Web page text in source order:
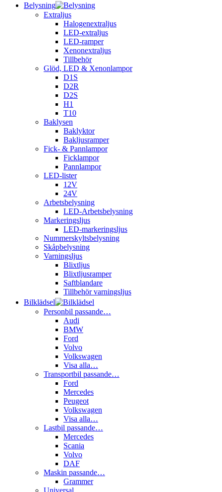
Belysning
Extraljus
Halogenextraljus
LED-extraljus
LED-ramper
Xenonextraljus
Tillbehör
Glöd, LED & Xenonlampor
D1S
D2R
D2S
H1
T10
Baklysen
Baklyktor
Bakljusramper
Fick- & Pannlampor
Ficklampor
Pannlampor
LED-lister
12V
24V
Arbetsbelysning
LED-Arbetsbelysning
Markeringsljus
LED-markeringsljus
Nummerskyltsbelysning
Skåpbelysning
Varningsljus
Blixtljus
Blixtljusramper
Saftblandare
Tillbehör varningsljus
Bilklädsel
Personbil passande…
Audi
BMW
Ford
Volvo
Volkswagen
Visa alla…
Transportbil passande…
Ford
Mercedes
Peugeot
Volkswagen
Visa alla…
Lastbil passande…
Mercedes
Scania
Volvo
DAF
Maskin passande…
Grammer
Universal